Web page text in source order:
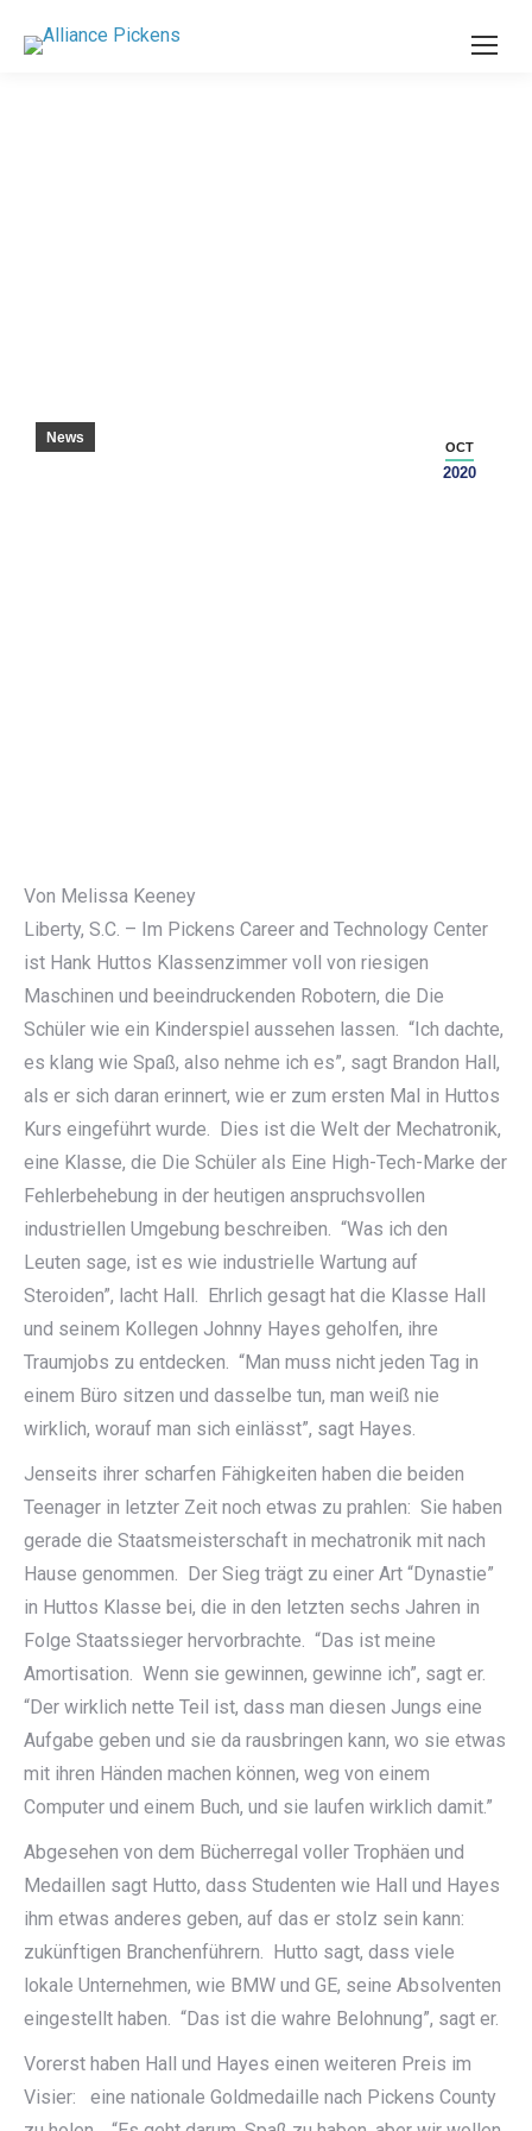
OCT
2020
News
Von Melissa Keeney
Liberty, S.C. – Im Pickens Career and Technology Center
ist Hank Huttos Klassenzimmer voll von riesigen
Maschinen und beeindruckenden Robotern, die Die
Schüler wie ein Kinderspiel aussehen lassen. “Ich dachte,
es klang wie Spaß, also nehme ich es”, sagt Brandon Hall,
als er sich daran erinnert, wie er zum ersten Mal in Huttos
Kurs eingeführt wurde. Dies ist die Welt der Mechatronik,
eine Klasse, die Die Schüler als Eine High-Tech-Marke der
Fehlerbehebung in der heutigen anspruchsvollen
industriellen Umgebung beschreiben. “Was ich den
Leuten sage, ist es wie industrielle Wartung auf
Steroiden”, lacht Hall. Ehrlich gesagt hat die Klasse Hall
und seinem Kollegen Johnny Hayes geholfen, ihre
Traumjobs zu entdecken. “Man muss nicht jeden Tag in
einem Büro sitzen und dasselbe tun, man weiß nie
wirklich, worauf man sich einlässt”, sagt Hayes.
Jenseits ihrer scharfen Fähigkeiten haben die beiden
Teenager in letzter Zeit noch etwas zu prahlen: Sie haben
gerade die Staatsmeisterschaft in mechatronik mit nach
Hause genommen. Der Sieg trägt zu einer Art “Dynastie”
in Huttos Klasse bei, die in den letzten sechs Jahren in
Folge Staatssieger hervorbrachte. “Das ist meine
Amortisation. Wenn sie gewinnen, gewinne ich”, sagt er.
“Der wirklich nette Teil ist, dass man diesen Jungs eine
Aufgabe geben und sie da rausbringen kann, wo sie etwas
mit ihren Händen machen können, weg von einem
Computer und einem Buch, und sie laufen wirklich damit.”
Abgesehen von dem Bücherregal voller Trophäen und
Medaillen sagt Hutto, dass Studenten wie Hall und Hayes
ihm etwas anderes geben, auf das er stolz sein kann:
zukünftigen Branchenführern. Hutto sagt, dass viele
lokale Unternehmen, wie BMW und GE, seine Absolventen
eingestellt haben. “Das ist die wahre Belohnung”, sagt er.
Vorerst haben Hall und Hayes einen weiteren Preis im
Visier: eine nationale Goldmedaille nach Pickens County